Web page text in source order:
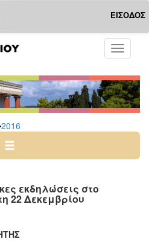
ΕΙΣΟΔΟΣ
Toggle
2016
εκδηλώσεις στο
22 Δεκεμβρίου